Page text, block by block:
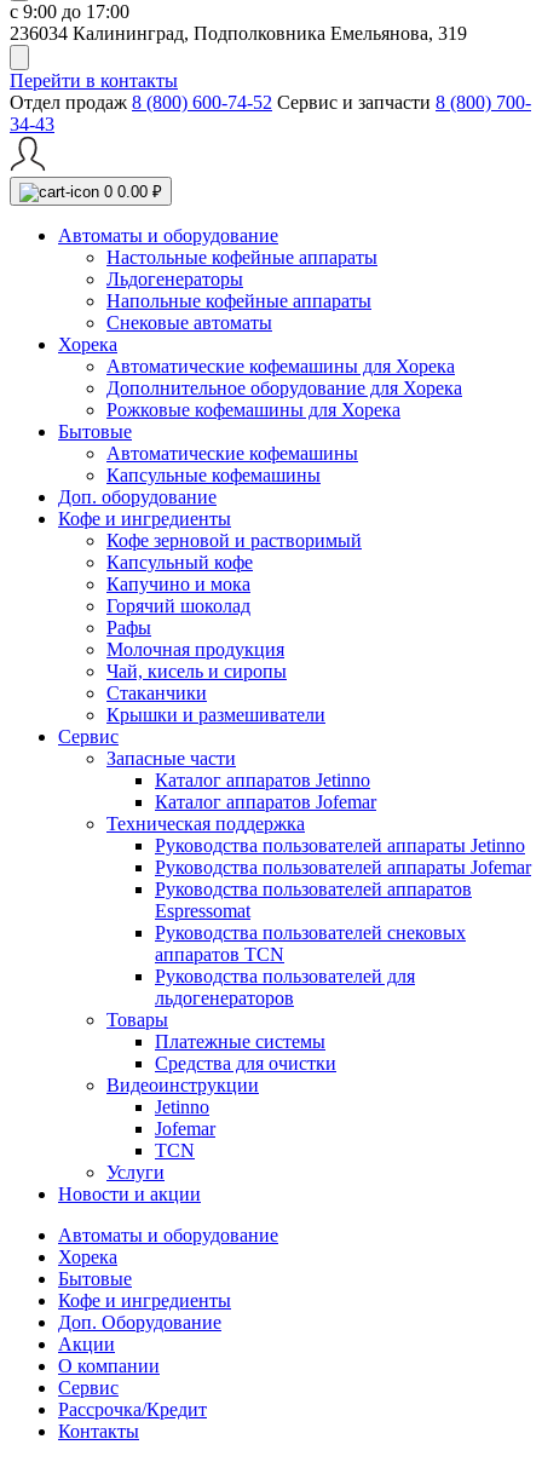
с 9:00 до 17:00
236034 Калининград, Подполковника Емельянова, 319
Перейти в контакты
Отдел продаж 8 (800) 600-74-52 Сервис и запчасти 8 (800) 700-
34-43
0 0.00 ₽
Автоматы и оборудование
Настольные кофейные аппараты
Льдогенераторы
Напольные кофейные аппараты
Снековые автоматы
Хорека
Автоматические кофемашины для Хорека
Дополнительное оборудование для Хорека
Рожковые кофемашины для Хорека
Бытовые
Автоматические кофемашины
Капсульные кофемашины
Доп. оборудование
Кофе и ингредиенты
Кофе зерновой и растворимый
Капсульный кофе
Капучино и мока
Горячий шоколад
Рафы
Молочная продукция
Чай, кисель и сиропы
Стаканчики
Крышки и размешиватели
Сервис
Запасные части
Каталог аппаратов Jetinno
Каталог аппаратов Jofemar
Техническая поддержка
Руководства пользователей аппараты Jetinno
Руководства пользователей аппараты Jofemar
Руководства пользователей аппаратов
Espressomat
Руководства пользователей снековых
аппаратов TCN
Руководства пользователей для
льдогенераторов
Товары
Платежные системы
Средства для очистки
Видеоинструкции
Jetinno
Jofemar
TCN
Услуги
Новости и акции
Автоматы и оборудование
Хорека
Бытовые
Кофе и ингредиенты
Доп. Оборудование
Акции
О компании
Сервис
Рассрочка/Кредит
Контакты